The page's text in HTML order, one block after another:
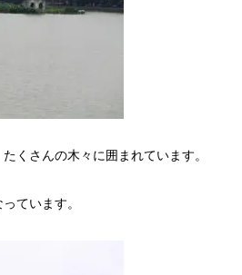
くさんの木々に囲まれています。
ています。